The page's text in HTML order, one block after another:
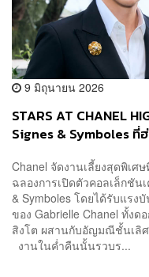
9 มิถุนายน 2026
STARS AT CHANEL
Signes & Symboles ที่
Chanel จัดงานเลี้ยงสุดพิเศ
ฉลองการเปิดตัวคอลเล็กชั
& Symboles โดยได้รับแร
ของ Gabrielle Chanel ทั้งด
สิงโต ผสานกับอัญมณีชั้นเลิศ
งานในค่ำคืนนั้นรวบร...